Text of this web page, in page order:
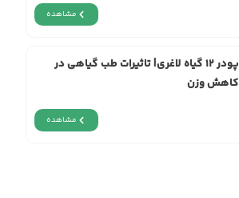
مشاهده
پودر ۱۲ گیاه لاغری| تاثیرات طب گیاهی در
کاهش وزن
مشاهده